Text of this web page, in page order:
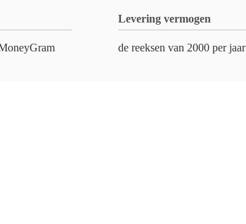
Levering vermogen
de reeksen van 2000 per jaar